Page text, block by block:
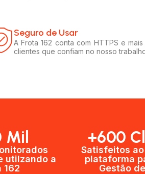
Seguro de Usar​
A Frota 162 conta com HTTPS e
clientes que confiam no nosso
Mil
utilzando a
162
+600
Satisfeitos
plataforma
Gestão